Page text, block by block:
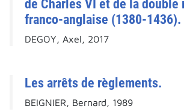
de Charles VI et de la double
franco-anglaise (1380-1436).
DEGOY, Axel, 2017
Les arrêts de règlements.
BEIGNIER, Bernard, 1989